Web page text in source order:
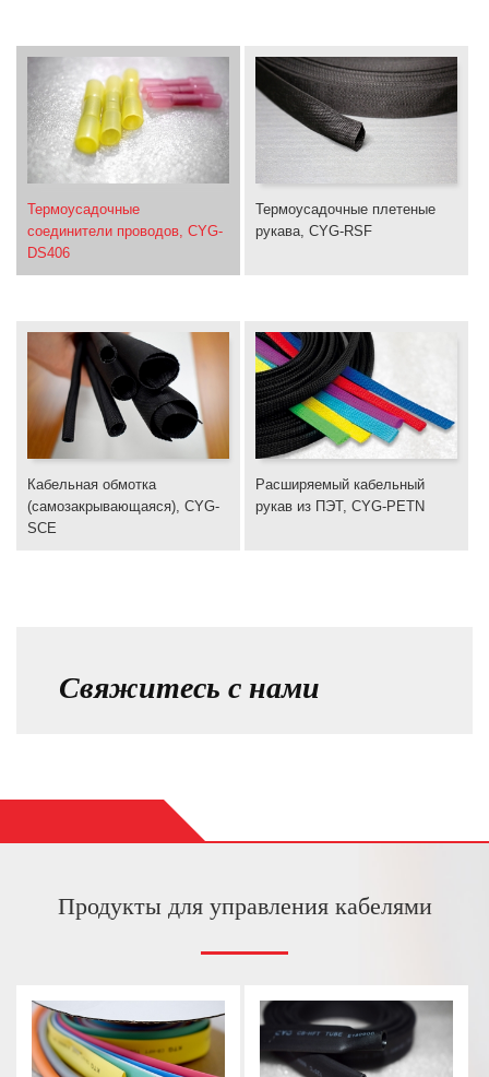
Термоусадочные
соединители проводов, CYG-
DS406
Термоусадочные плетеные
рукава, CYG-RSF
Кабельная обмотка
(самозакрывающаяся), CYG-
SCE
Расширяемый кабельный
рукав из ПЭТ, CYG-PETN
Свяжитесь с нами
Продукты для управления кабелями